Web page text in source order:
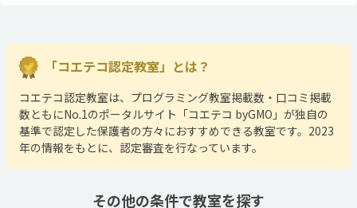
「コエテコ認定教室」とは？
コエテコ認定教室は、プログラミング教室掲載数・口コミ掲載
数ともにNo.1のポータルサイト「コエテコ byGMO」が独自の
基準で認定した保護者の方々におすすめできる教室です。2023
年の情報をもとに、認定審査を行なっています。
その他の条件で教室を探す